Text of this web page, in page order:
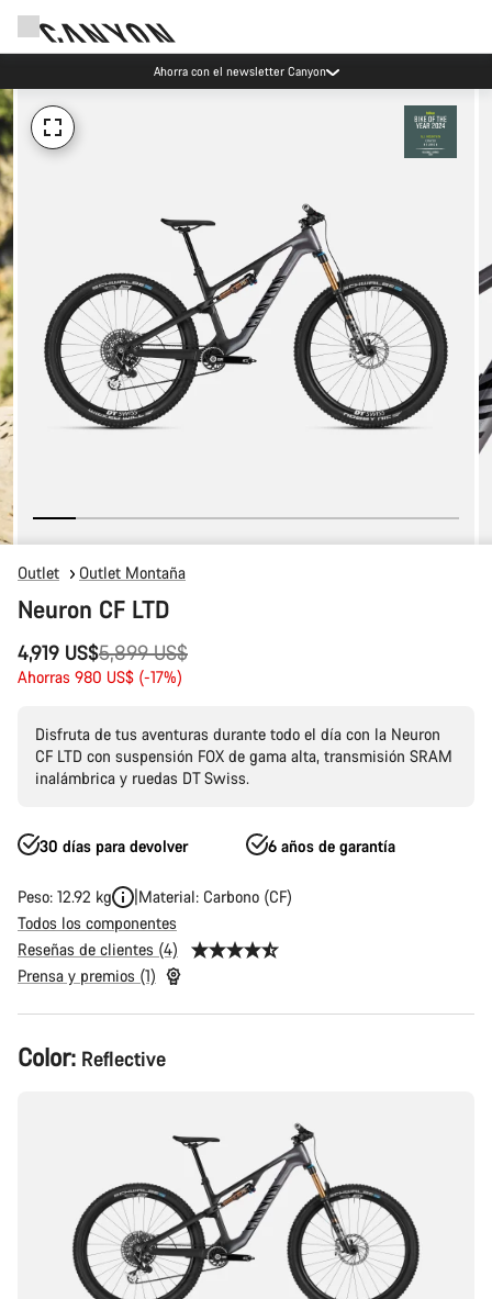
Ahorra con el newsletter Canyon
Outlet Outlet Montaña
Neuron CF LTD
4,919 US$
Precio
original
5,899 US$
Ahorras 980 US$ (-17%)
Disfruta de tus aventuras durante todo el día con la Neuron
CF LTD con suspensión FOX de gama alta, transmisión SRAM
inalámbrica y ruedas DT Swiss.
30 días para devolver 6 años de garantía
Peso: 12.92 kg
Material: Carbono (CF)
Todos los componentes
Reseñas de clientes (4)
Prensa y premios (1)
Configuración
del
Color: Reflective